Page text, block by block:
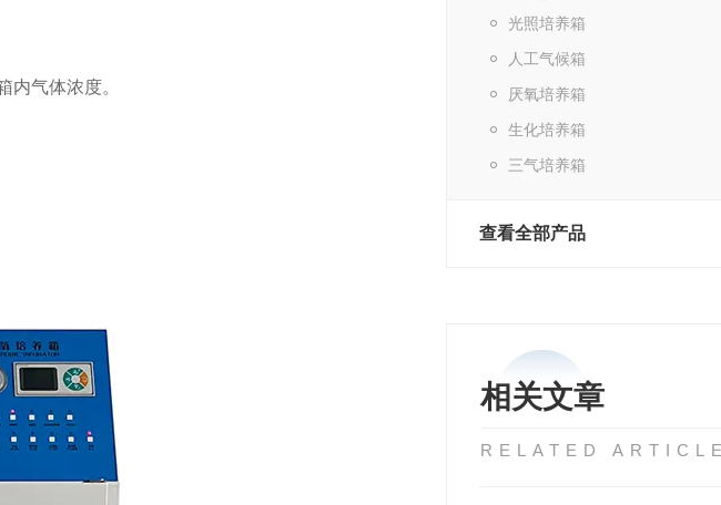
光照培养箱
人工气候箱
厌氧培养箱
生化培养箱
三气培养箱
查看全部产品
相关文章
RELATED
内气体浓度。